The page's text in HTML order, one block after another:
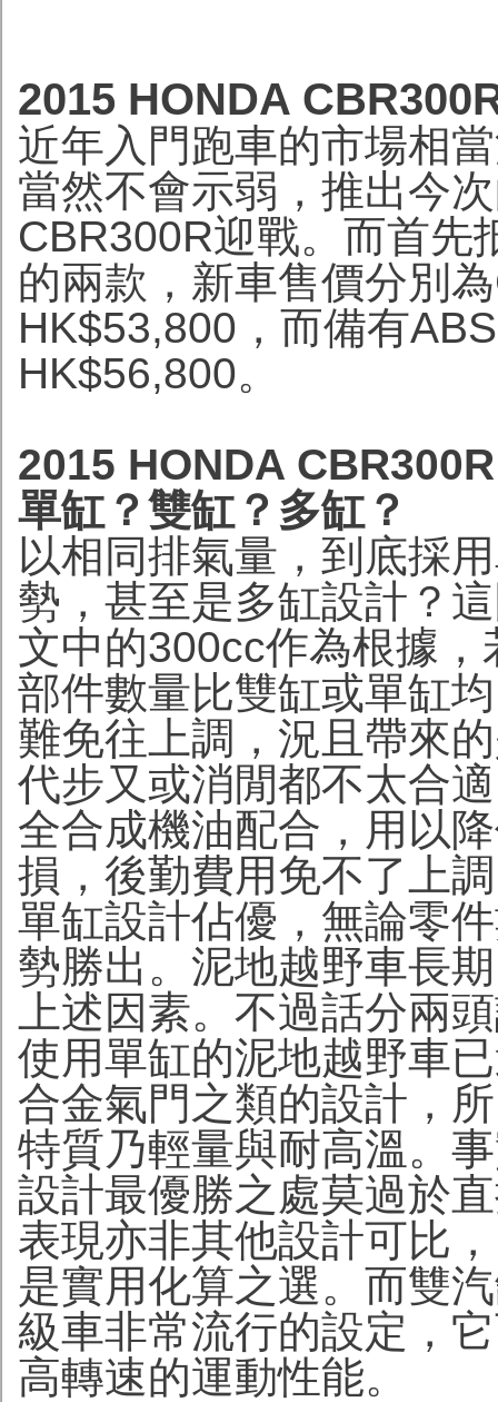
2015 HONDA
近年入門跑車的市場相
當然不會示弱，推出今
CBR300R迎戰。而首先
的兩款，新車售價分別
HK$53,800，而備有
HK$56,800。
2015 HONDA
單缸？雙缸？多缸？
以相同排氣量，到底採
勢，甚至是多缸設計？
文中的300cc作為根據
部件數量比雙缸或單缸
難免往上調，況且帶來
代步又或消閒都不太合
全合成機油配合，用以
損，後勤費用免不了上
單缸設計佔優，無論零
勢勝出。泥地越野車長
上述因素。不過話分兩
使用單缸的泥地越野車
合金氣門之類的設計，
特質乃輕量與耐高溫。
設計最優勝之處莫過於
表現亦非其他設計可比
是實用化算之選。而雙
級車非常流行的設定，
高轉速的運動性能。